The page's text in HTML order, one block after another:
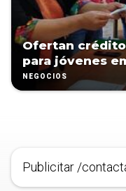
Ofertan
para jóvenes
NEGOCIOS
Publicitar /